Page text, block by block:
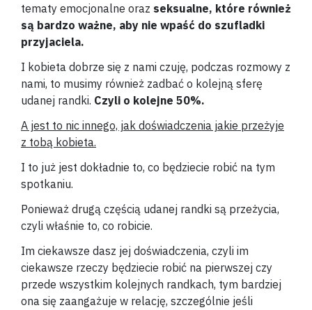
tematy emocjonalne oraz seksualne, które również
są bardzo ważne, aby nie wpaść do szufladki
przyjaciela.
I kobieta dobrze się z nami czuję, podczas rozmowy z
nami, to musimy również zadbać o kolejną sferę
udanej randki. Czyli o kolejne 50%.
A jest to nic innego, jak doświadczenia jakie przeżyje
z tobą kobieta.
I to już jest dokładnie to, co będziecie robić na tym
spotkaniu.
Ponieważ drugą częścią udanej randki są przeżycia,
czyli właśnie to, co robicie.
Im ciekawsze dasz jej doświadczenia, czyli im
ciekawsze rzeczy będziecie robić na pierwszej czy
przede wszystkim kolejnych randkach, tym bardziej
ona się zaangażuje w relację, szczególnie jeśli